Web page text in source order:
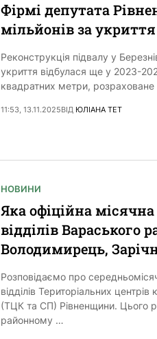
Фірмі депутата
мільйонів за
Реконструкція підвалу у
укриття відбулася ще у 2023-
квадратних метри,
11:53, 13.11.2025ВІД ЮЛІАНА ТЕТ
НОВИНИ
Яка офіційна
відділів Вараського
Володимирець,
Розповідаємо про
відділів Територіальних
(ТЦК та СП) Рівненщини. Цього
районному …